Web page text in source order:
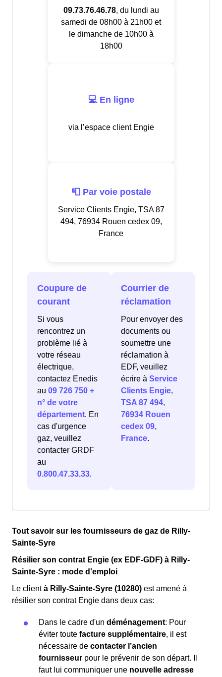
09.73.76.46.78, du lundi au
samedi de 08h00 à 21h00 et
le dimanche de 10h00 à
18h00
💻 En ligne
via l’espace client Engie
📮 Par voie postale
Service Clients Engie, TSA 87
494, 76934 Rouen cedex 09,
France
Coupure de
courant
Si vous
rencontrez un
problème lié à
votre réseau
électrique,
contactez Enedis
au 09 726 750 +
n° de votre
département. En
cas d'urgence
gaz, veuillez
contacter GRDF
au
0.800.47.33.33.
Courrier de
réclamation
Pour envoyer des
documents ou
soumettre une
réclamation à
EDF, veuillez
écrire à Service
Clients Engie,
TSA 87 494,
76934 Rouen
cedex 09,
France.
Tout savoir sur les fournisseurs de gaz de Rilly-
Sainte-Syre
Résilier son contrat Engie (ex EDF-GDF) à Rilly-
Sainte-Syre : mode d'emploi
Le clientà Rilly-Sainte-Syre (10280) est amené à
résilier son contrat Engie dans deux cas:
Dans le cadre d'un déménagement: Pour
éviter toute facture supplémentaire, il est
nécessaire de contacter l’ancien
fournisseur pour le prévenir de son départ. Il
faut lui communiquer une nouvelle adresse